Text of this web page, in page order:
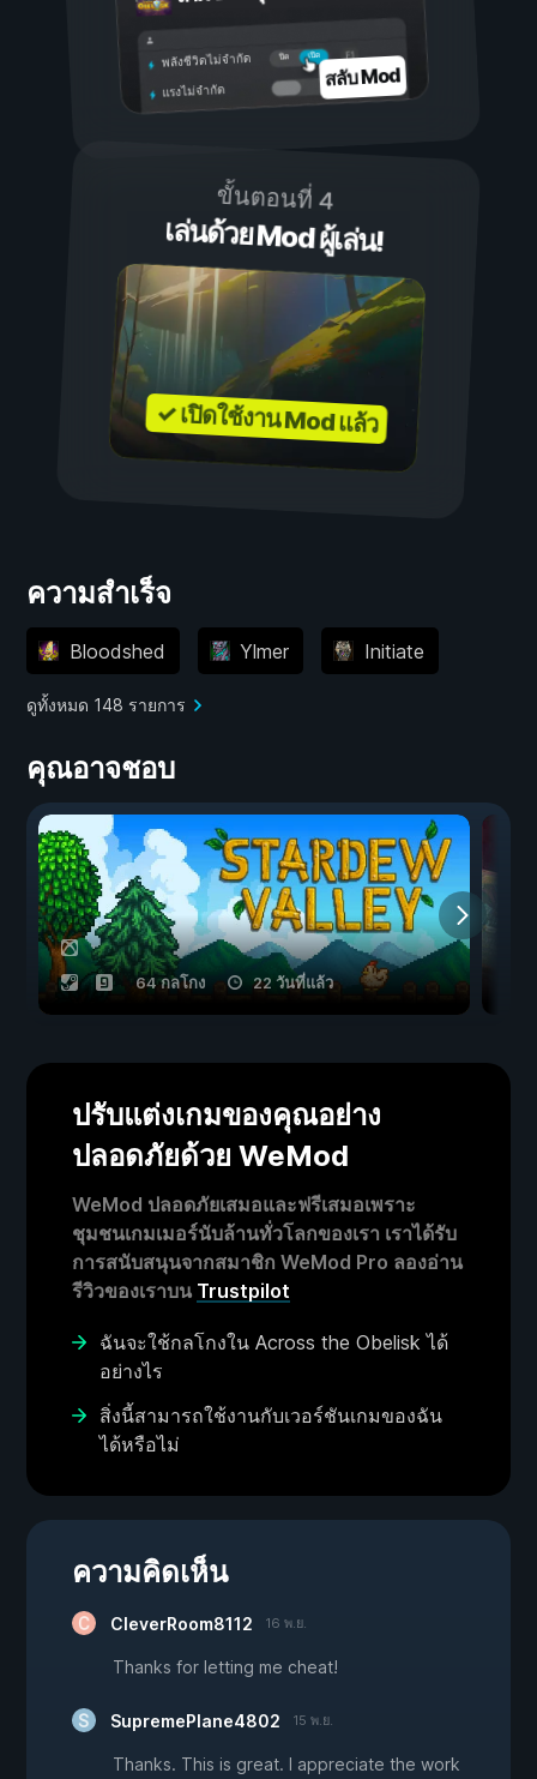
เปิด
ปิด
พลังชีวิตไม่จำกัด
แรงไม่จำกัด สลับ Mod
ขั้นตอนที่ 4
เล่นด้วย Mod ผู้เล่น!
✓ เปิดใช้งาน Mod แล้ว
ความสำเร็จ
Bloodshed Ylmer Initiate
ดูทั้งหมด 148 รายการ
คุณอาจชอบ
64 กลโกง 22 วันที่แล้ว
ปรับแต่งเกมของคุณอย่าง
ปลอดภัยด้วย WeMod
WeMod ปลอดภัยเสมอและฟรีเสมอเพราะ
ชุมชนเกมเมอร์นับล้านทั่วโลกของเรา เราได้รับ
การสนับสนุนจากสมาชิก WeMod Pro ลองอ่าน
รีวิวของเราบน Trustpilot
ฉันจะใช้กลโกงใน Across the Obelisk ได้
อย่างไร
สิ่งนี้สามารถใช้งานกับเวอร์ชันเกมของฉัน
ได้หรือไม่
ความคิดเห็น
CleverRoom8112 16 พ.ย.
Thanks for letting me cheat!
SupremePlane4802 15 พ.ย.
Thanks. This is great. I appreciate the work